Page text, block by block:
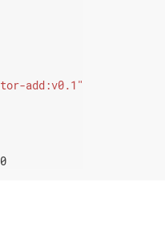
add:v0.1"